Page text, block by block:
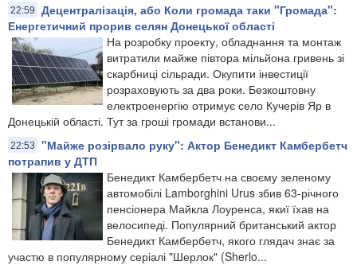
22:59
Децентралізація, або Коли громада таки "Громада":
Енергетичний прорив селян Донецької області
На розробку проекту, обладнання та монтаж
витратили майже півтора мільйона гривень зі
скарбниці сільради. Окупити інвестиції
розраховують за два роки. Безкоштовну
електроенергію отримує село Кучерів Яр в
Донецькій області. Тут за гроші громади встанови...
22:53
"Майже розірвало руку": Актор Бенедикт Камбербетч
потрапив у ДТП
Бенедикт Камбербетч на своєму зеленому
автомобілі Lamborghini Urus збив 63-річного
пенсіонера Майкла Лоуренса, якиї їхав на
велосипеді. Популярний британський актор
Бенедикт Камбербетч, якого глядач знає за
участю в популярному серіалі "Шерлок" (Sherlo...